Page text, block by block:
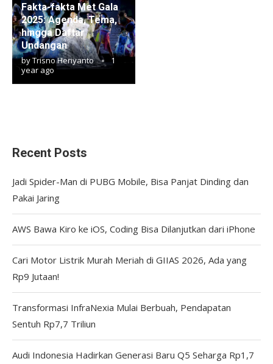
Fakta-fakta Met Gala
2025: Agenda, Tema,
hingga Daftar
Undangan
byTrisno Heriyanto
1
year ago
Recent Posts
Jadi Spider-Man di PUBG Mobile, Bisa Panjat Dinding dan
Pakai Jaring
AWS Bawa Kiro ke iOS, Coding Bisa Dilanjutkan dari iPhone
Cari Motor Listrik Murah Meriah di GIIAS 2026, Ada yang
Rp9 Jutaan!
Transformasi InfraNexia Mulai Berbuah, Pendapatan
Sentuh Rp7,7 Triliun
Audi Indonesia Hadirkan Generasi Baru Q5 Seharga Rp1,7